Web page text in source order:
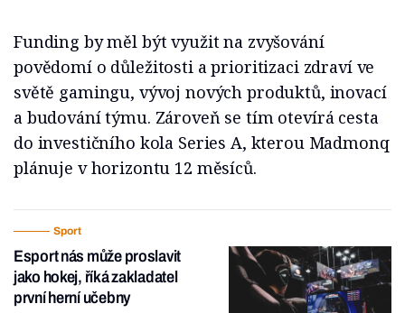
Funding by měl být využit na zvyšování
povědomí o důležitosti a prioritizaci zdraví ve
světě gamingu, vývoj nových produktů, inovací
a budování týmu. Zároveň se tím otevírá cesta
do investičního kola Series A, kterou Madmonq
plánuje v horizontu 12 měsíců.
Sport
Esport nás může proslavit
jako hokej, říká zakladatel
první herní učebny